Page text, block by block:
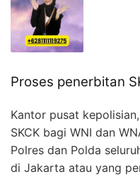
Proses penerbitan
Kantor pusat
SKCK bagi WNI dan
Polres dan Polda
di Jakarta atau yang